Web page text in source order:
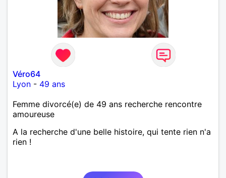
Véro64
Lyon - 49 ans
Femme divorcé(e) de 49 ans recherche rencontre
amoureuse
A la recherche d'une belle histoire, qui tente rien n'a
rien !